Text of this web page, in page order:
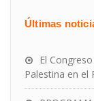
Últimas
El
Palestina en el